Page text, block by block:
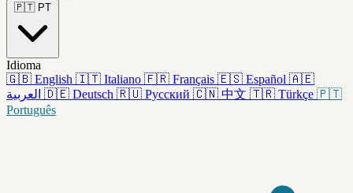
🇵🇹 PT
Idioma
🇬🇧 English 🇮🇹 Italiano 🇫🇷 Français 🇪🇸 Español 🇦🇪
العربية 🇩🇪 Deutsch 🇷🇺 Русский 🇨🇳 中文 🇹🇷 Türkçe 🇵🇹
Português